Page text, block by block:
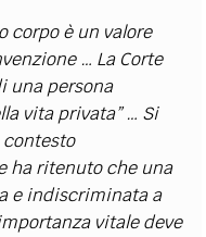
corpo è un valore
… La Corte
una persona
vita privata” … Si
ha ritenuto che una
e indiscriminata a
vitale deve